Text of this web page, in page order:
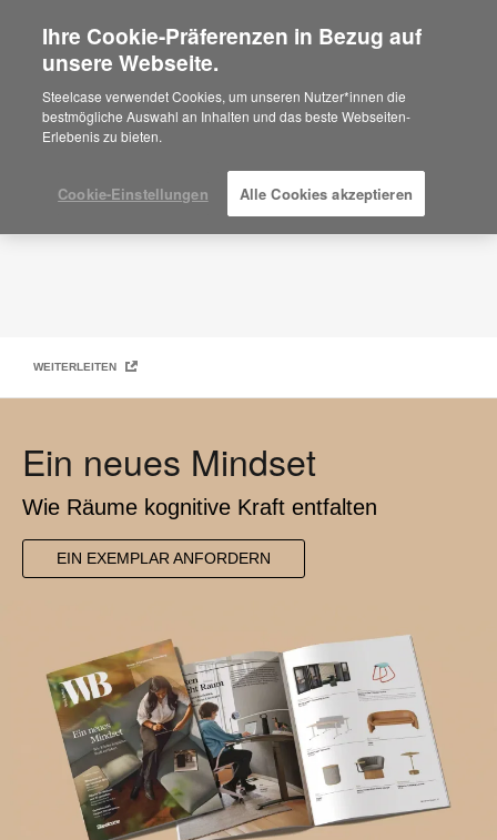
Are you in United States?
Would you like to see Products we sell in
your region?
Americas
Español
Work Better Magazin – Ein neues Mindset
EXEMPLAR ANFORDERN
WEITERLEITEN
Ein neues Mindset
Wie Räume kognitive Kraft entfalten
EIN EXEMPLAR ANFORDERN
Ihre Cookie-Präferenzen in Bezug auf
unsere Webseite.
Steelcase verwendet Cookies, um unseren Nutzer*innen die
bestmögliche Auswahl an Inhalten und das beste Webseiten-
Erlebenis zu bieten.
Cookie-Einstellungen Alle Cookies akzeptieren